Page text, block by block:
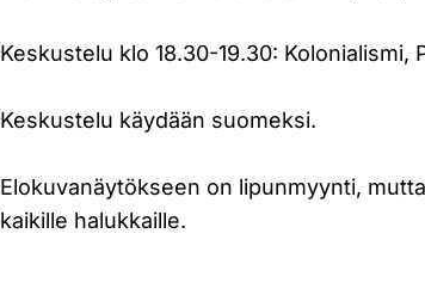
Keskustelu klo 18.30-19.30: Kolonialismi,
Keskustelu käydään suomeksi.
Elokuvanäytökseen on lipunmyynti,
kaikille halukkaille.